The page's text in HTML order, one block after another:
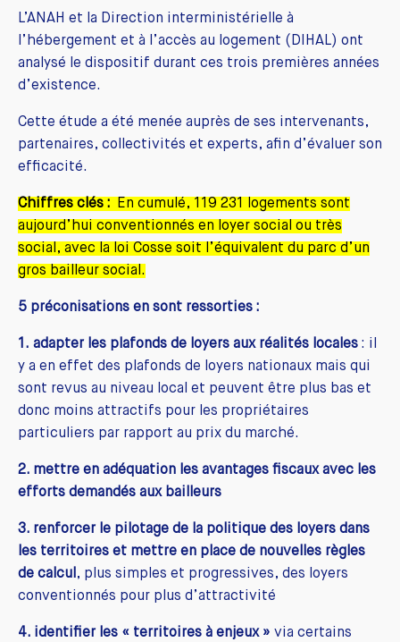
L’ANAH et la Direction interministérielle à
l’hébergement et à l’accès au logement (DIHAL) ont
analysé le dispositif durant ces trois premières années
d’existence.
Cette étude a été menée auprès de ses intervenants,
partenaires, collectivités et experts, afin d’évaluer son
efficacité.
Chiffres clés : En cumulé, 119 231 logements sont
aujourd’hui conventionnés en loyer social ou très
social, avec la loi Cosse soit l’équivalent du parc d’un
gros bailleur social.
5 préconisations en sont ressorties :
1. adapter les plafonds de loyers aux réalités locales : il
y a en effet des plafonds de loyers nationaux mais qui
sont revus au niveau local et peuvent être plus bas et
donc moins attractifs pour les propriétaires
particuliers par rapport au prix du marché.
2. mettre en adéquation les avantages fiscaux avec les
efforts demandés aux bailleurs
3. renforcer le pilotage de la politique des loyers dans
les territoires et mettre en place de nouvelles règles
de calcul , plus simples et progressives, des loyers
conventionnés pour plus d’attractivité
4. identifier les « territoires à enjeux » via certains